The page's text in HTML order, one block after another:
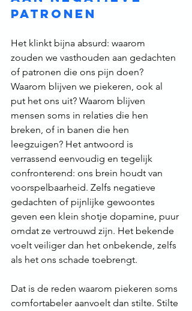
patronen
Het klinkt bijna absurd: waarom
zouden we vasthouden aan gedachten
of patronen die ons pijn doen?
Waarom blijven we piekeren, ook al
put het ons uit? Waarom blijven
mensen soms in relaties die hen
breken, of in banen die hen
leegzuigen? Het antwoord is
verrassend eenvoudig en tegelijk
confronterend: ons brein houdt van
voorspelbaarheid. Zelfs negatieve
gedachten of pijnlijke gewoontes
geven een klein shotje dopamine, puur
omdat ze vertrouwd zijn. Het bekende
voelt veiliger dan het onbekende, zelfs
als het ons schade toebrengt.
Dat is de reden waarom piekeren soms
comfortabeler aanvoelt dan stilte. Stilte